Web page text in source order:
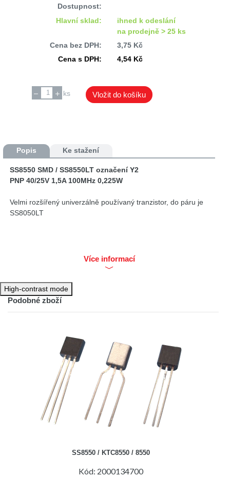
Dostupnost:
Hlavní sklad:
ihned k odeslání
na prodejně > 25 ks
Cena bez DPH:
3,75 Kč
Cena s DPH:
4,54 Kč
ks Vložit do košíku
Popis Ke stažení
SS8550 SMD / SS8550LT označení Y2
PNP 40/25V 1,5A 100MHz 0,225W
Velmi rozšířený univerzálně používaný tranzistor, do páru je
SS8050LT
Více informací
High-contrast mode
Podobné zboží
SS8550 / KTC8550 / 8550
Kód: 2000134700